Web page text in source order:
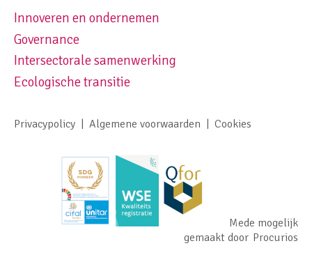
Footer navigation right
Innoveren en ondernemen
Governance
Intersectorale samenwerking
Ecologische transitie
Footer meta navigation
Privacypolicy Algemene voorwaarden Cookies
Mede mogelijk
gemaakt door Procurios